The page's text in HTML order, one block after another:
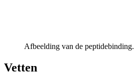
Afbeelding van de peptidebinding.
Vetten